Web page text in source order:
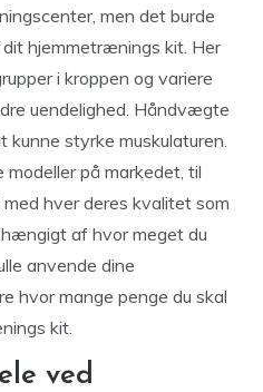
men det burde
hjemmetrænings kit. Her
i kroppen og variere
uendelighed. Håndvægte
styrke muskulaturen.
på markedet, til
hver deres kvalitet som
af hvor meget du
anvende dine
hvor mange penge du skal
kit.
ved